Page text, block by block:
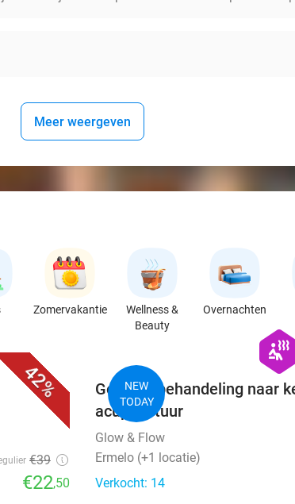
Meer weergeven
Zomervakantie
Wellness &
Beauty
Overnachten
42%
€39
€22,50
NEW
TODAY
wellness
Gezichtsbehandeling naar
acupunctuur
Glow & Flow
Ermelo (+1 locatie)
Verkocht: 14